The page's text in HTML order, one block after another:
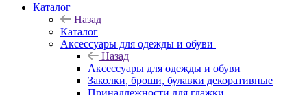
Каталог
Назад
Каталог
Аксессуары для одежды и обуви
Назад
Аксессуары для одежды и обуви
Заколки, броши, булавки декоративные
Принадлежности для глажки